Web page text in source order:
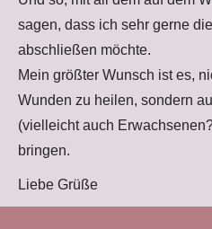
sagen, dass ich sehr gerne
abschließen möchte.
Mein größter Wunsch ist es,
Wunden zu heilen, sondern
(vielleicht auch
bringen.
Liebe Grüße